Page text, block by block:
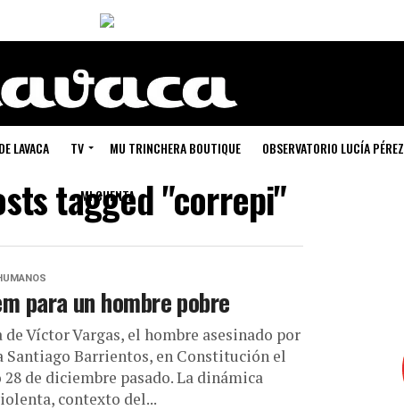
LAVACA TV MU TRINCHERA BOUTIQUE OBSERVATORIO LUCÍA PÉREZ
MI CUENTA
tagged "correpi"
para un hombre pobre
Víctor Vargas, el hombre asesinado por
Santiago Barrientos, en Constitución el
de diciembre pasado. La dinámica
contexto del...